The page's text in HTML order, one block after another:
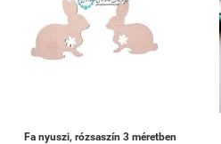
Fa nyuszi, rózsaszín 3 méretben